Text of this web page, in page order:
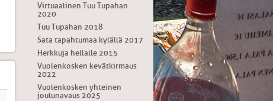
Virtuaalinen Tuu Tupahan
2020
Tuu Tupahan 2018
Sata tapahtumaa kylällä 2017
Herkkuja hellalle 2015
Vuolenkosken kevätkirmaus
2022
Vuolenkosken yhteinen
joulunavaus 2025